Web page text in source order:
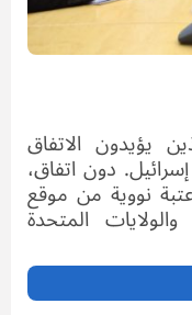
يؤيدون الاتفاق
دون اتفاق،
نووية من موقع
المتحدة